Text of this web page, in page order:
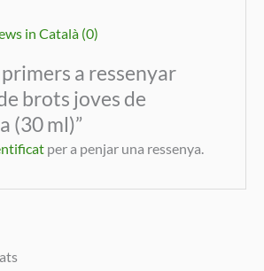
in Català (0)
a ressenyar
brots joves de
(30 ml)”
per a penjar una ressenya.